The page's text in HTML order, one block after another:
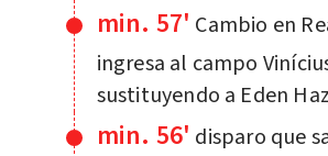
min. 57' Cambio en
ingresa al campo
sustituyendo a Eden
min. 56' disparo que